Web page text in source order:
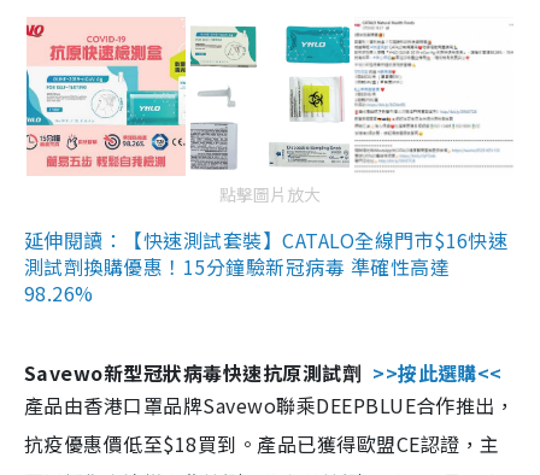
點擊圖片放大
延伸閱讀：【快速測試套裝】CATALO全線門市$16快速
測試劑換購優惠！15分鐘驗新冠病毒 準確性高達
98.26%
Savewo新型冠狀病毒快速抗原測試劑 >>按此選購<<
產品由香港口罩品牌Savewo聯乘DEEPBLUE合作推出，
抗疫優惠價低至$18買到。產品已獲得歐盟CE認證，主